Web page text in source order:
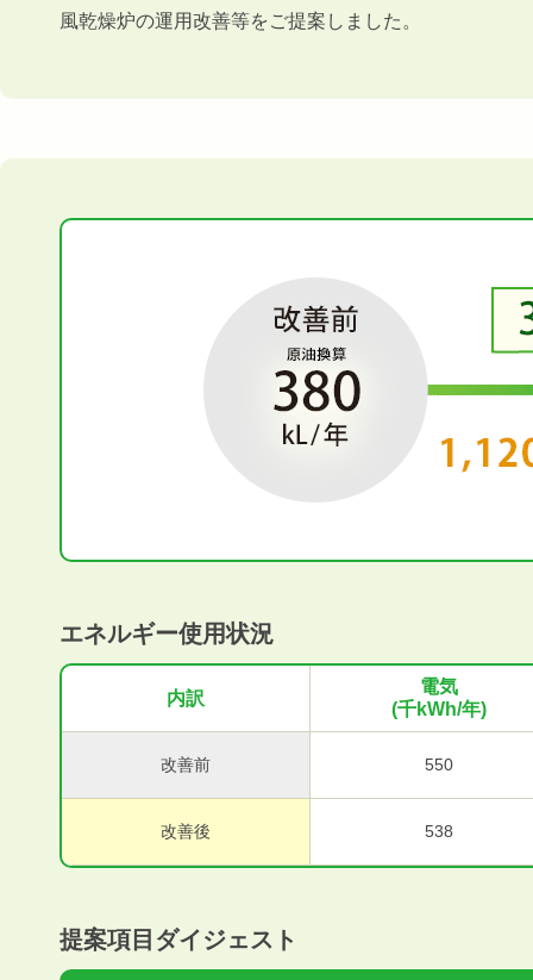
風乾燥炉の運用改善等をご提案しました。
エネルギー使用状況
内訳
電気
(千kWh/年)
改善前 550
改善後 538
提案項目ダイジェスト